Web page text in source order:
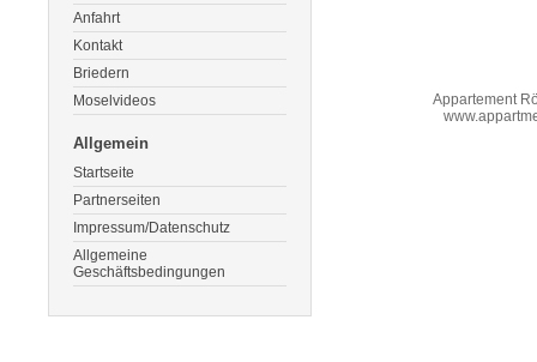
Anfahrt
Kontakt
Briedern
Moselvideos
Allgemein
Startseite
Partnerseiten
Impressum/Datenschutz
Allgemeine
Geschäftsbedingungen
Appartement